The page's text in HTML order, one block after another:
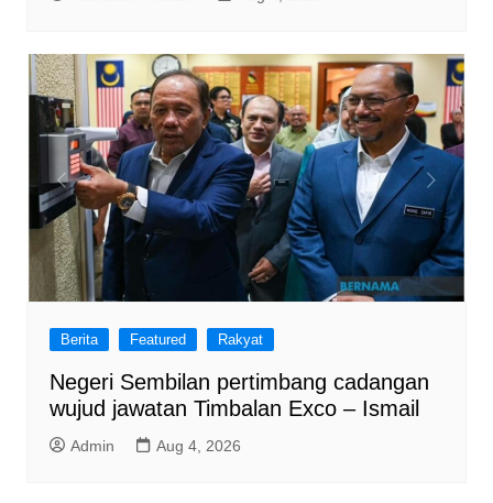
Berita Featured Rakyat
Negeri Sembilan pertimbang cadangan
wujud jawatan Timbalan Exco – Ismail
Admin Aug 4, 2026